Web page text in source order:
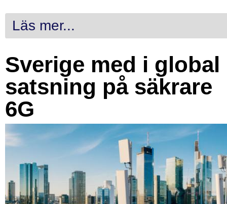
Läs mer...
Sverige med i global
satsning på säkrare
6G